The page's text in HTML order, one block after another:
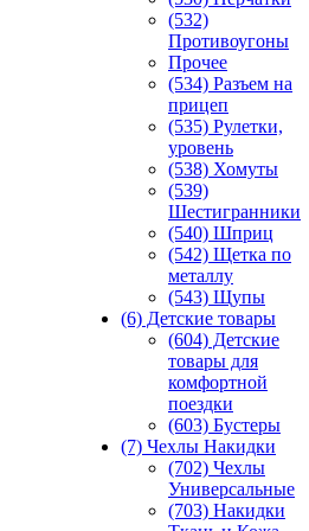
(532)
Противоугоны
Прочее
(534) Разъем на
прицеп
(535) Рулетки,
уровень
(538) Хомуты
(539)
Шестигранники
(540) Шприц
(542) Щетка по
металлу
(543) Щупы
(6) Детские товары
(604) Детские
товары для
комфортной
поездки
(603) Бустеры
(7) Чехлы Накидки
(702) Чехлы
Универсальные
(703) Накидки